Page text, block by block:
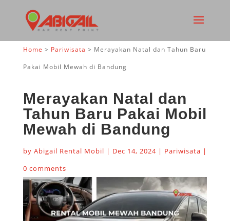
Home > Pariwisata > Merayakan Natal dan Tahun Baru
Pakai Mobil Mewah di Bandung
Merayakan Natal dan
Tahun Baru Pakai Mobil
Mewah di Bandung
by Abigail Rental Mobil | Dec 14, 2024| Pariwisata |
0 comments